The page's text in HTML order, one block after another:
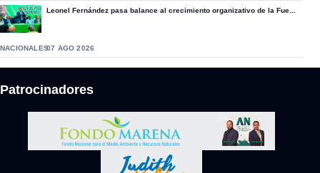
Leonel Fernández pasa balance al crecimiento organizativo de la Fue...
NACIONALES07 AGO 2026
Patrocinadores